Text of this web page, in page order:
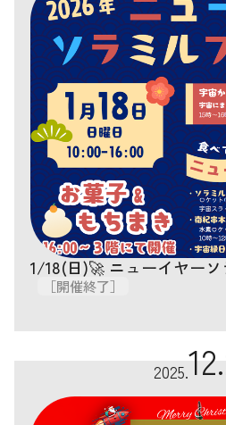
1/18(日)🚀 ニューイヤー
［開催終了］
2025.